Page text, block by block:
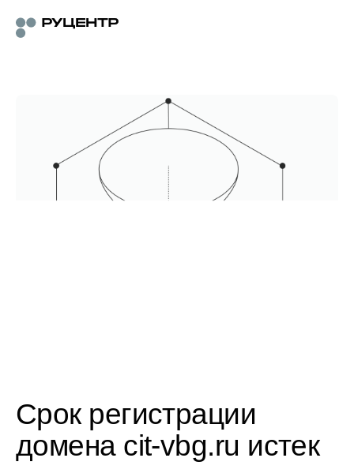
Срок регистрации
домена cit-vbg.ru истек